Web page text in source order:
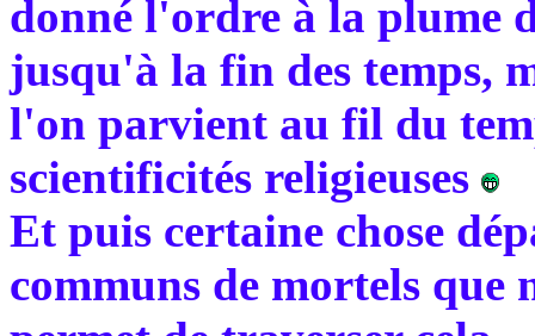
donné l'ordre à la plume
jusqu'à la fin des temps,
l'on parvient au fil du
scientificités religieuses
Et puis certaine chose
communs de mortels que